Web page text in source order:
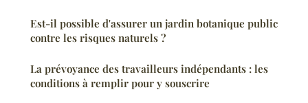
Est-il possible d'assurer un jardin botanique public
contre les risques naturels ?
La prévoyance des travailleurs indépendants : les
conditions à remplir pour y souscrire